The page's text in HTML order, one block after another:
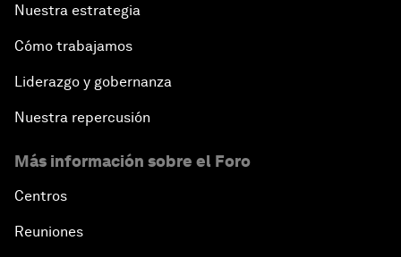
Nuestra estrategia
Cómo trabajamos
Liderazgo y gobernanza
Nuestra repercusión
Más información sobre el Foro
Centros
Reuniones